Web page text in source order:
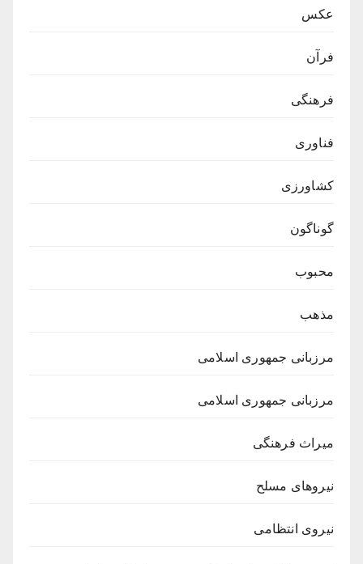
عکس
فرآن
فرهنگی
فناوری
کشاورزی
گوناگون
محبوب
مذهب
مرزبانی جمهوری اسلامی
مرزبانی جمهوری اسلامی
میراث فرهنگی
نیروهای مسلح
نیروی انتظامی